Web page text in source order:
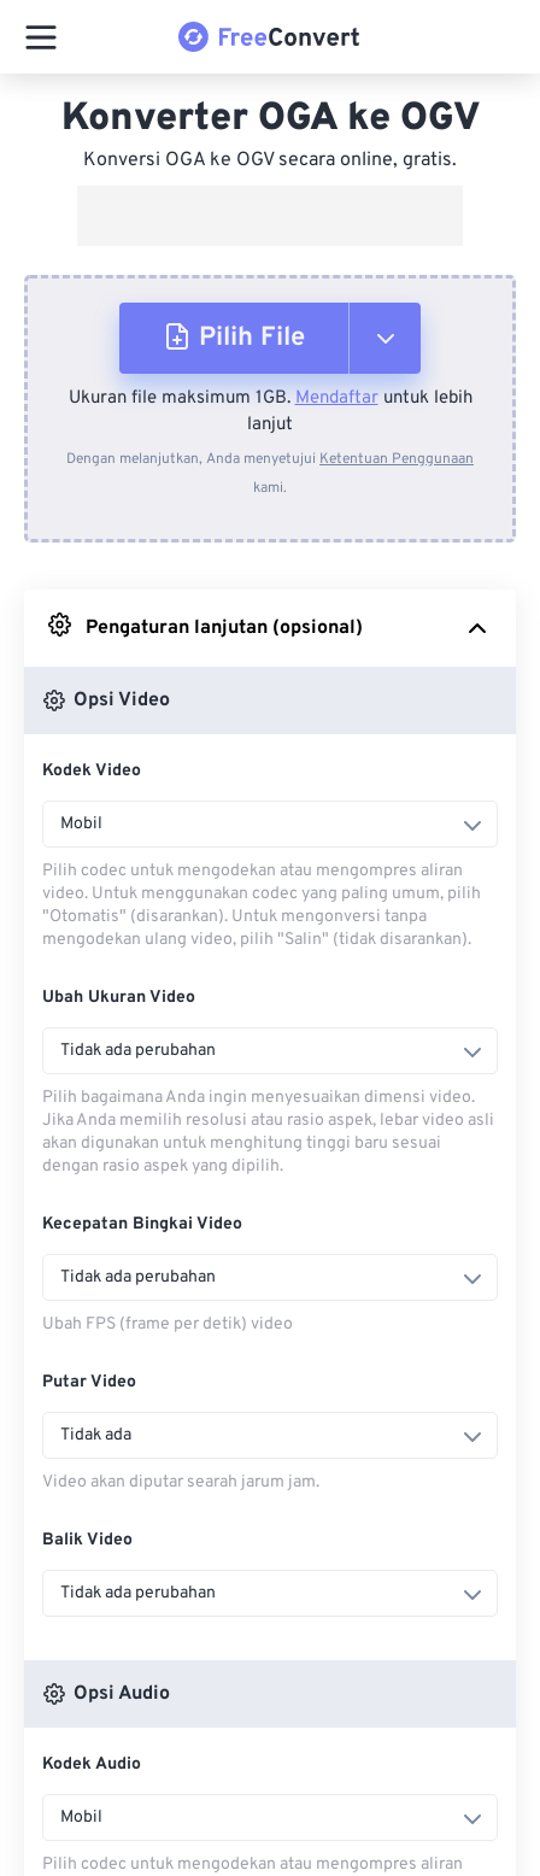
Konverter OGA ke OGV
Konversi OGA ke OGV secara online, gratis.
Pilih File
Dari Perangkat
Dari Dropbox
Ukuran file maksimum 1GB.Mendaftaruntuk lebih
lanjut
Dengan melanjutkan, Anda menyetujui Ketentuan Penggunaan
kami.
Pengaturan lanjutan (opsional)
Opsi Video
Kodek Video
Mobil
Pilih codec untuk mengodekan atau mengompres aliran
video. Untuk menggunakan codec yang paling umum, pilih
"Otomatis" (disarankan). Untuk mengonversi tanpa
mengodekan ulang video, pilih "Salin" (tidak disarankan).
Ubah Ukuran Video
Tidak ada perubahan
Pilih bagaimana Anda ingin menyesuaikan dimensi video.
Jika Anda memilih resolusi atau rasio aspek, lebar video asli
akan digunakan untuk menghitung tinggi baru sesuai
dengan rasio aspek yang dipilih.
Kecepatan Bingkai Video
Tidak ada perubahan
Ubah FPS (frame per detik) video
Putar Video
Tidak ada
Video akan diputar searah jarum jam.
Balik Video
Tidak ada perubahan
Opsi Audio
Kodek Audio
Mobil
Pilih codec untuk mengodekan atau mengompres aliran